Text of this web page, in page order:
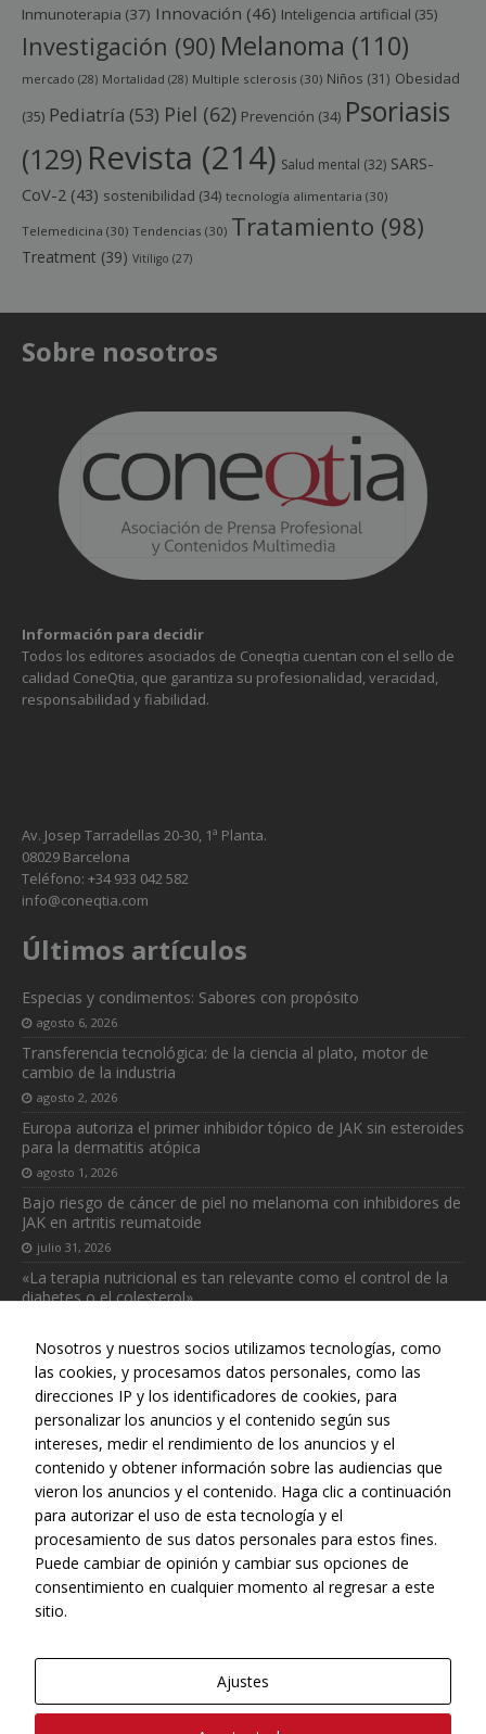
Inmunoterapia (37) Innovación (46) Inteligencia artificial (35)
Investigación (90) Melanoma (110)
mercado (28) Mortalidad (28) Multiple sclerosis (30) Niños (31) Obesidad
(35) Pediatría (53) Piel (62) Prevención (34) Psoriasis
(129) Revista (214) Salud mental (32) SARS-
CoV-2 (43) sostenibilidad (34) tecnología alimentaria (30)
Telemedicina (30) Tendencias (30) Tratamiento (98)
Treatment (39) Vitíligo (27)
Sobre nosotros
Información para decidir
Todos los editores asociados de Coneqtia cuentan con el sello de
calidad ConeQtia, que garantiza su profesionalidad, veracidad,
responsabilidad y fiabilidad.
Av. Josep Tarradellas 20-30, 1ª Planta.
08029 Barcelona
Teléfono: +34 933 042 582
info@coneqtia.com
Últimos artículos
Especias y condimentos: Sabores con propósito
agosto 6, 2026
Transferencia tecnológica: de la ciencia al plato, motor de
cambio de la industria
agosto 2, 2026
Europa autoriza el primer inhibidor tópico de JAK sin esteroides
para la dermatitis atópica
agosto 1, 2026
Bajo riesgo de cáncer de piel no melanoma con inhibidores de
JAK en artritis reumatoide
julio 31, 2026
«La terapia nutricional es tan relevante como el control de la
diabetes o el colesterol»
Web realizada con el patrocinio del Centro Español de Derechos
Reprográficos
Nosotros y nuestros socios utilizamos tecnologías, como
las cookies, y procesamos datos personales, como las
direcciones IP y los identificadores de cookies, para
personalizar los anuncios y el contenido según sus
intereses, medir el rendimiento de los anuncios y el
contenido y obtener información sobre las audiencias que
vieron los anuncios y el contenido. Haga clic a continuación
para autorizar el uso de esta tecnología y el
procesamiento de sus datos personales para estos fines.
Puede cambiar de opinión y cambiar sus opciones de
consentimiento en cualquier momento al regresar a este
sitio.
Ajustes
Estadísticas
Para que
funcionalidad
base a cómo
se usa la web.